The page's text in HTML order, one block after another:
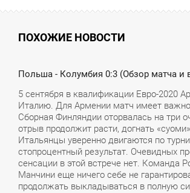
ПОХОЖИЕ НОВОСТИ
Польша - Колумбия 0:3 (Обзор матча и
5 сентября в квалификации Евро-2020
Италию. Для Армении матч имеет
Сборная Финляндии оторвалась на три
отрыв продолжит расти, догнать
Итальянцы уверенно двигаются по
стопроцентный результат. Очевидных
сенсации в этой встрече нет. Команда
Манчини еще ничего себе не
продолжать выкладываться в полную